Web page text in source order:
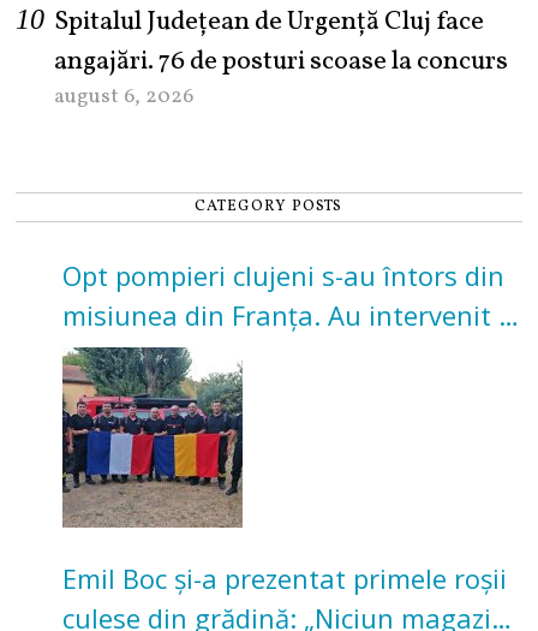
Spitalul Județean de Urgență Cluj face
angajări. 76 de posturi scoase la concurs
august 6, 2026
CATEGORY POSTS
Opt pompieri clujeni s-au întors din
misiunea din Franța. Au intervenit la
incendii de vegetație și pădure
Emil Boc și-a prezentat primele roșii
culese din grădină: „Niciun magazin